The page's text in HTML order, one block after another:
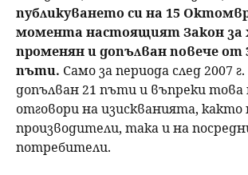
публикуването си на 15
момента настоящият Закон за
променян и допълван повече от
пъти. Само за периода след 2007
допълван 21 пъти и въпреки това
отговори на изискванията, както
производители, така и на
потребители.